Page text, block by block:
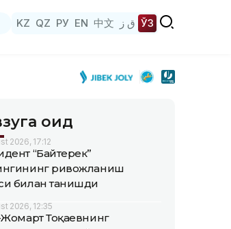
KZ QZ РУ EN 中文 ق ز ЎЗ
оид
2026, 17:12
“Байтерек”
ривожланиш
билан танишди
2026, 12:35
Жомарт Тоқаевнинг